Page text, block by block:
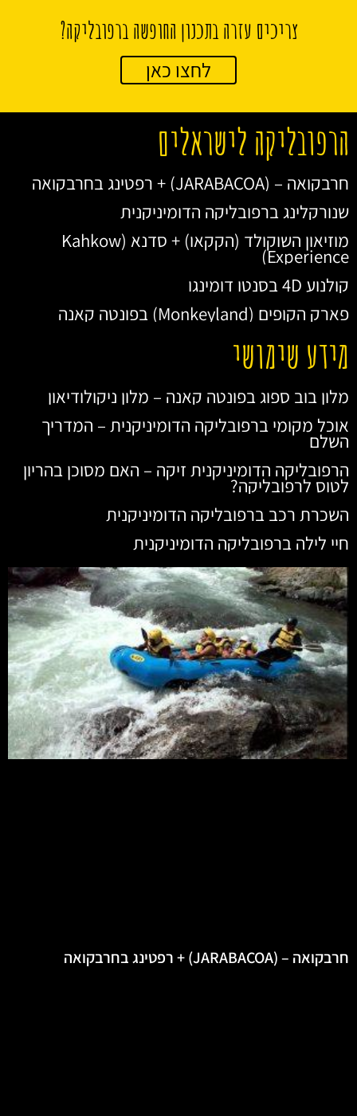
צריכים עזרה בתכנון החופשה ברפובליקה?
לחצו כאן
הרפובליקה לישראלים
חרבקואה – (JARABACOA) + רפטינג בחרבקואה
שנורקלינג ברפובליקה הדומיניקנית
מוזיאון השוקולד (הקקאו) + סדנא (Kahkow
Experience)
קולנוע 4D בסנטו דומינגו
פארק הקופים (Monkeyland) בפונטה קאנה
מידע שימושי
מלון בוב ספוג בפונטה קאנה – מלון ניקולודיאון
אוכל מקומי ברפובליקה הדומיניקנית – המדריך
השלם
הרפובליקה הדומיניקנית זיקה – האם מסוכן בהריון
לטוס לרפובליקה?
השכרת רכב ברפובליקה הדומיניקנית
חיי לילה ברפובליקה הדומיניקנית
חרבקואה – (JARABACOA) + רפטינג בחרבקואה